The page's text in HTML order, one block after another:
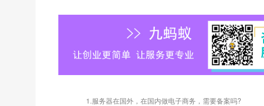
1.服务器在国外，在国内做电子商务，需要备案吗?